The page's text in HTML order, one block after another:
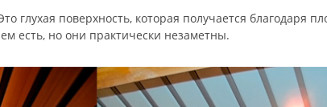
глухая поверхность, которая получается благодаря
есть, но они практически незаметны.